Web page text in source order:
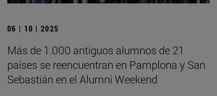
06 | 10 | 2025
Más de 1.000 antiguos alumnos de 21
países se reencuentran en Pamplona y San
Sebastián en el Alumni Weekend